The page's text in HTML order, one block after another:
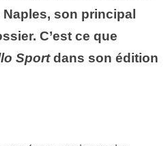
Naples, son principal
C’est ce que
Sportdans son édition